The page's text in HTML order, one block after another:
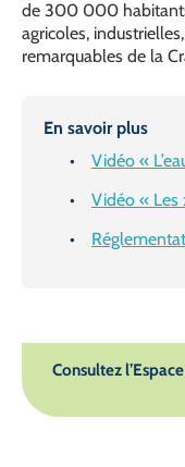
de 300 000
agricoles,
remarquables de la
En savoir plus
Vidéo «
Vidéo « Les
Consultez